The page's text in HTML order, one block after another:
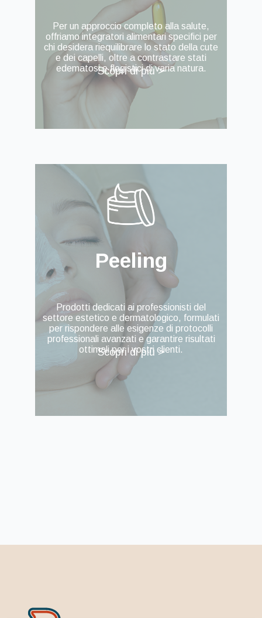
Per un approccio completo alla salute,
offriamo integratori alimentari specifici per
chi desidera riequilibrare lo stato della cute
e dei capelli, oltre a contrastare stati
edematosi e flogistici di varia natura.
Scopri di più >
Peeling
Prodotti dedicati ai professionisti del
settore estetico e dermatologico, formulati
per rispondere alle esigenze di protocolli
professionali avanzati e garantire risultati
ottimali per i vostri clienti.
Scopri di più >